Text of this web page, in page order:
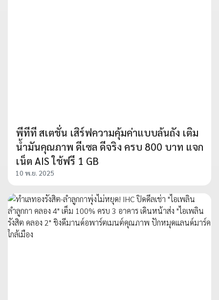
พีทีที สเตชั่น เสิร์ฟความคุ้มค่าแบบล้นถัง เติม
น้ำมันคุณภาพ ดีเซล ดีจริง ครบ 800 บาท แจก
เน็ต​ AIS ใช้ฟรี 1 GB
10 พ.ย. 2025